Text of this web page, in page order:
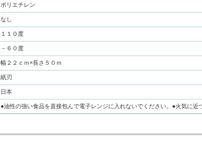
ポリエチレン
なし
１１０度
－６０度
幅２２ｃｍ×長さ５０ｍ
紙刃
日本
●油性の強い食品を直接包んで電子レンジに入れないでください。●火気に近